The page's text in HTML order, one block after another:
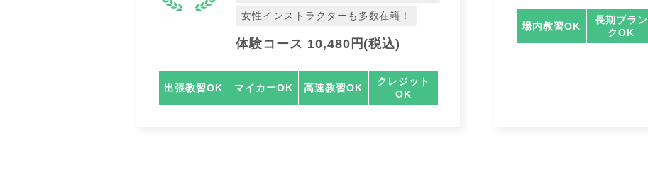
女性インストラクターも多数在籍！
体験コース 10,480円(税込)
出張教習OK マイカーOK 高速教習OK
クレジット
OK
場内教習OK
長期ブラン
クOK